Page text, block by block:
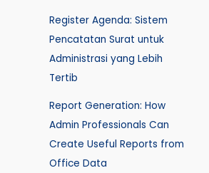
Register Agenda: Sistem
Pencatatan Surat untuk
Administrasi yang Lebih
Tertib
Report Generation: How
Admin Professionals Can
Create Useful Reports from
Office Data